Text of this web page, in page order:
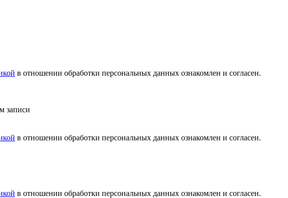
в отношении обработки персональных данных ознакомлен и согласен.
записи
в отношении обработки персональных данных ознакомлен и согласен.
в отношении обработки персональных данных ознакомлен и согласен.